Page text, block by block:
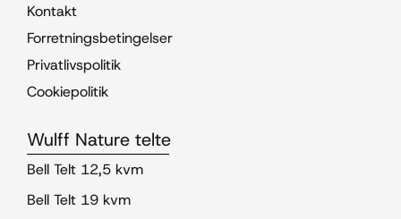
Kontakt
Forretningsbetingelser
Privatlivspolitik
Cookiepolitik
Wulff Nature telte
Bell Telt 12,5 kvm
Bell Telt 19 kvm